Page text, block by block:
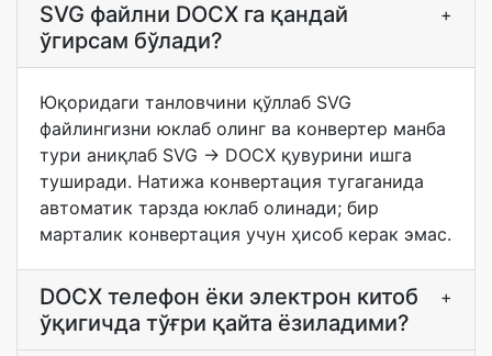
SVG файлни DOCX га қандай
ўгирсам бўлади?
+
Юқоридаги танловчини қўллаб SVG
файлингизни юклаб олинг ва конвертер манба
тури аниқлаб SVG → DOCX қувурини ишга
туширади. Натижа конвертация тугаганида
автоматик тарзда юклаб олинади; бир
марталик конвертация учун ҳисоб керак эмас.
DOCX телефон ёки электрон китоб
ўқигичда тўғри қайта ёзиладими?
+